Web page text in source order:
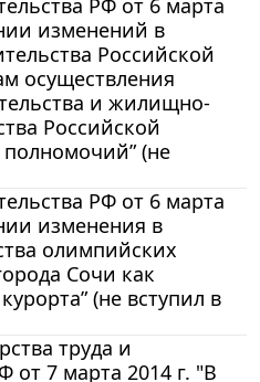
изменений в
Российской
осуществления
и жилищно-
Российской
(не
РФ от 6 марта
изменения в
олимпийских
Сочи как
(не вступил в
труда и
7 марта 2014 г. "В